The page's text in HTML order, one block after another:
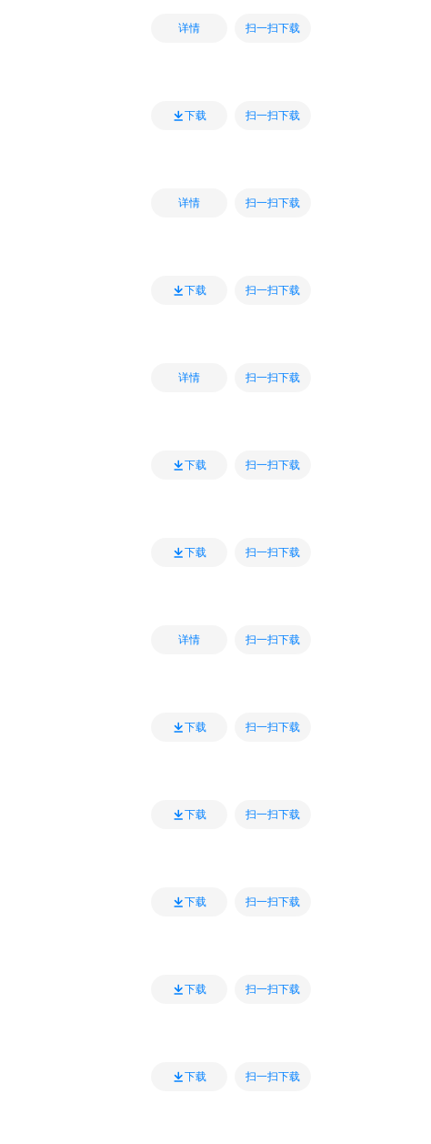
详情 扫一扫下载
下载 扫一扫下载
详情 扫一扫下载
下载 扫一扫下载
详情 扫一扫下载
下载 扫一扫下载
下载 扫一扫下载
详情 扫一扫下载
下载 扫一扫下载
下载 扫一扫下载
下载 扫一扫下载
下载 扫一扫下载
下载 扫一扫下载